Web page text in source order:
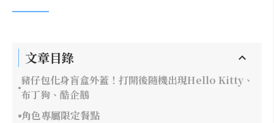
文章目錄
豬仔包化身盲盒外蓋！打開後隨機出現Hello Kitty、
布丁狗、酷企鵝
角色專屬限定餐點